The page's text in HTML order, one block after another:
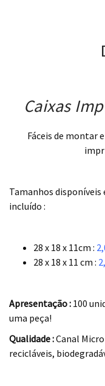
Caixas
Fáceis de montar
Tamanhos disponíveis
incluído :
28 x 18 x 11cm :
28 x 18 x 11 cm :
Apresentação : 100
uma peça!
Qualidade :Canal
recicláveis,